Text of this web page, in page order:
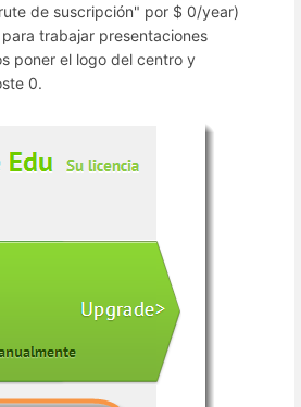
de suscripción" por $ 0/year)
trabajar presentaciones
poner el logo del centro y
0.